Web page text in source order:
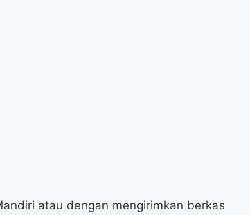
atau dengan mengirimkan berkas